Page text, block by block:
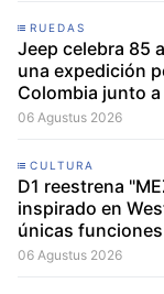
RUEDAS
Jeep celebra 85
una expedición
Colombia junto
06 Agustus 2026
CULTURA
D1 reestrena
inspirado en
únicas
06 Agustus 2026